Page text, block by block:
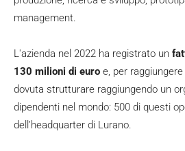
management.
L'azienda nel 2022 ha registrato un
130 milioni di euro e, per
dovuta strutturare raggiungendo un
dipendenti nel mondo: 500 di questi
dell’headquarter di Lurano.